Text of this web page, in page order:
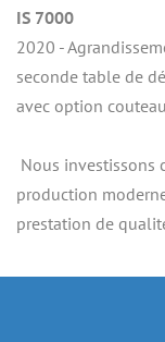
IS 7000
2020 -
seconde table de
avec option
Nous investissons
production
prestation de